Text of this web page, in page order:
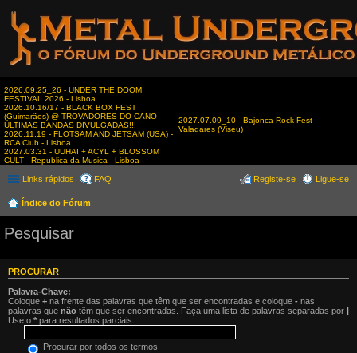
2026.09.25_26 - UNDER THE DOOM
FESTIVAL 2026 - Lisboa
2026.10.16/17 - BLACK BOX FEST
(Guimarães) @ TROVADORES DO CANO -
ÚLTIMAS BANDAS DIVULGADAS!!!
2026.11.19 - FLOTSAM AND JETSAM (USA) -
RCA Club - Lisboa
2027.03.31 - UUHAI + ACYL + BLOSSOM
CULT - Republica da Musica - Lisboa
2027.07.09_10 - Bajonca Rock Fest -
Valadares (Viseu)
Links rápidos FAQ Ligue-se
Registe-se
Índice do Fórum
Pesquisar
PROCURAR
Palavra-Chave:
Coloque + na frente das palavras que têm que ser encontradas e coloque - nas
palavras que não têm que ser encontradas. Faça uma lista de palavras separadas por |
Use o * para resultados parciais.
Procurar por todos os termos